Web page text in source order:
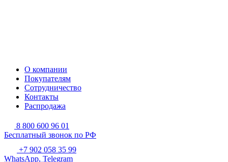
О компании
Покупателям
Сотрудничество
Контакты
Распродажа
8 800 600 96 01
Бесплатный звонок по РФ
+7 902 058 35 99
WhatsApp, Telegram